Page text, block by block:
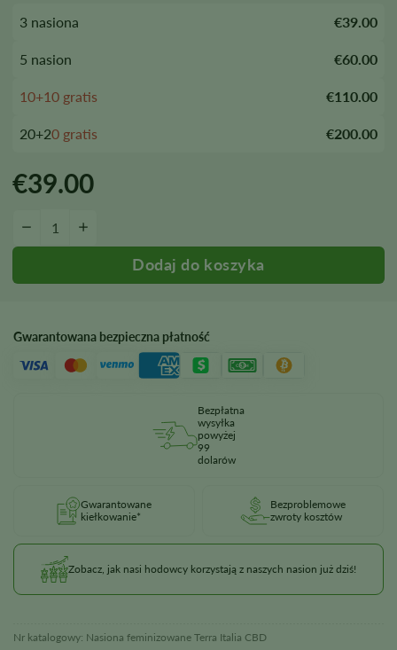
3 nasiona €39.00
5 nasion €60.00
10+10 gratis €110.00
20+20 gratis €200.00
€39.00
−
Gwarantowana bezpieczna płatność
Bezpłatna
wysyłka
powyżej
99
dolarów
Gwarantowane
kiełkowanie*
Bezproblemowe
zwroty kosztów
Zobacz, jak nasi hodowcy korzystają z naszych nasion już dziś!
Nr katalogowy: Nasiona feminizowane Terra Italia CBD